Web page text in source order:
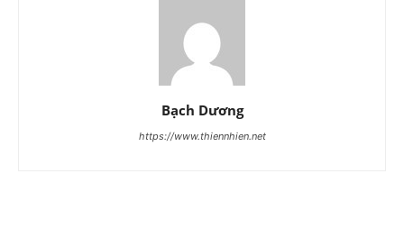
Bạch Dương
https://www.thiennhien.net